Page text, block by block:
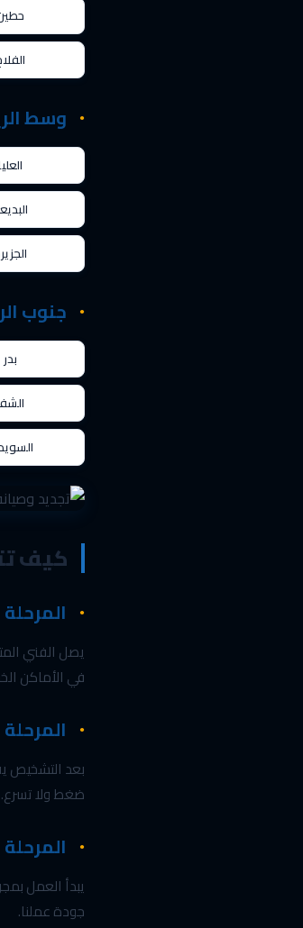
وسط
جنوب
بدر
كيف
يصل الفني
في الأماكن
بعد التشخيص
ضغط ولا تسرع.
يبدأ العمل
جودة عملنا.